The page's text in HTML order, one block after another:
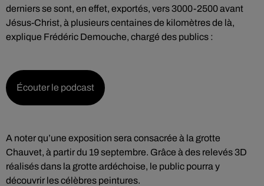
derniers se sont, en effet, exportés, vers 3000-2500 avant
Jésus-Christ, à plusieurs centaines de kilomètres de là,
explique Frédéric Demouche, chargé des publics :
Écouter le podcast
A noter qu’une exposition sera consacrée à la grotte
Chauvet, à partir du 19 septembre. Grâce à des relevés 3D
réalisés dans la grotte ardéchoise, le public pourra y
découvrir les célèbres peintures.